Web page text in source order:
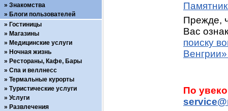
Прежде,
Вас
поиску
Знакомства
Блоги пользователей
Гостиницы
Магазины
Медицинские услуги
Ночная жизнь
Рестораны, Кафе, Бары
Спа и веллнесс
Термальные курорты
Туристические услуги
Услуги
Развлечения